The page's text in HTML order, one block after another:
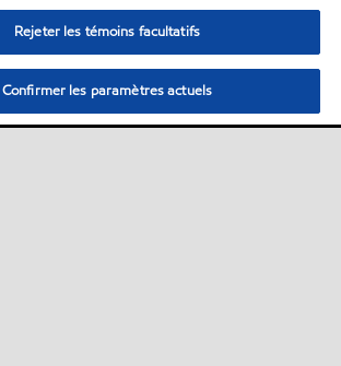
Rejeter les témoins facultatifs
Confirmer les paramètres actuels